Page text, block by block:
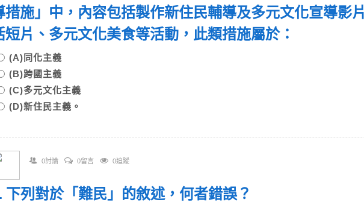
措施」中，內容包括製作新住民輔導及多元文化宣導影
短片、多元文化美食等活動，此類措施屬於：
(A)同化主義
(B)跨國主義
(C)多元文化主義
(D)新住民主義。
0討論 0留言 0追蹤
下列對於「難民」的敘述，何者錯誤？